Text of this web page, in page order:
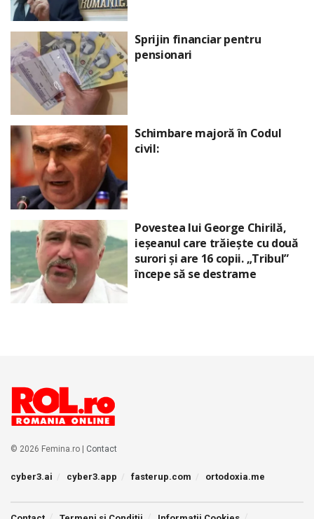
Sprijin financiar pentru
pensionari
Schimbare majoră în Codul
civil:
Povestea lui George Chirilă,
ieșeanul care trăiește cu două
surori și are 16 copii. „Tribul”
începe să se destrame
© 2026 Femina.ro | Contact
cyber3.ai cyber3.app fasterup.com ortodoxia.me